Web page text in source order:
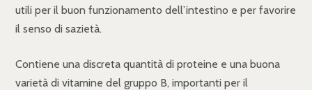
utili per il buon funzionamento dell’intestino e per favorire
il senso di sazietà.
Contiene una discreta quantità di proteine e una buona
varietà di vitamine del gruppo B, importanti per il